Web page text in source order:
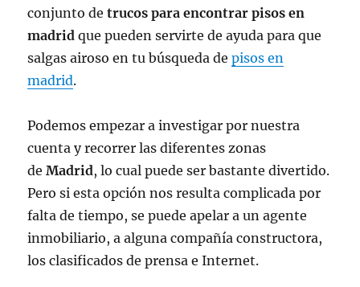
conjunto detrucos para encontrar pisos en
madrid que pueden servirte de ayuda para que
salgas airoso en tu búsqueda depisos en
madrid.
Podemos empezar a investigar por nuestra
cuenta y recorrer las diferentes zonas
deMadrid, lo cual puede ser bastante divertido.
Pero si esta opción nos resulta complicada por
falta de tiempo, se puede apelar a un agente
inmobiliario, a alguna compañía constructora,
los clasificados de prensa e Internet.